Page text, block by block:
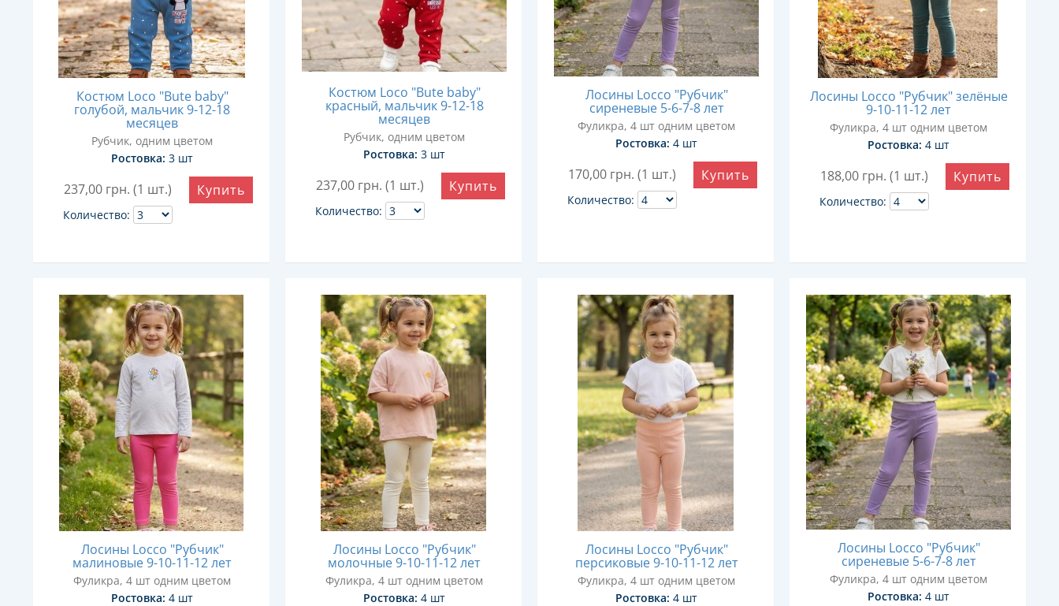
Костюм Loco "Bute baby"
голубой, мальчик 9-12-18
месяцев
Рубчик, одним цветом
Ростовка: 3 шт
237,00 грн. (1 шт.)
Количество:
Купить
Костюм Loco "Bute baby"
красный, мальчик 9-12-18
месяцев
Рубчик, одним цветом
Ростовка: 3 шт
237,00 грн. (1 шт.)
Количество:
Купить
Лосины Locco "Рубчик"
сиреневые 5-6-7-8 лет
Фуликра, 4 шт одним цветом
Ростовка: 4 шт
170,00 грн. (1 шт.)
Количество:
Купить
Лосины Locco "Рубчик" зелёные
9-10-11-12 лет
Фуликра, 4 шт одним цветом
Ростовка: 4 шт
188,00 грн. (1 шт.)
Количество:
Купить
Лосины Locco "Рубчик"
малиновые 9-10-11-12 лет
Фуликра, 4 шт одним цветом
Ростовка: 4 шт
Лосины Locco "Рубчик"
молочные 9-10-11-12 лет
Фуликра, 4 шт одним цветом
Ростовка: 4 шт
Лосины Locco "Рубчик"
персиковые 9-10-11-12 лет
Фуликра, 4 шт одним цветом
Ростовка: 4 шт
Лосины Locco "Рубчик"
сиреневые 5-6-7-8 лет
Фуликра, 4 шт одним цветом
Ростовка: 4 шт